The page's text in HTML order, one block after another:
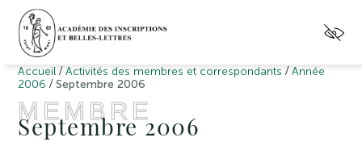
Accueil /Activités des membres et correspondants /Année
2006 /Septembre 2006
MEMBRE
Septembre 2006